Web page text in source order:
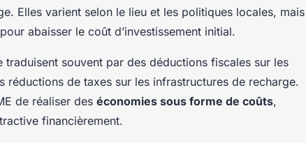
Elles varient selon le lieu et les politiques locales, mais
abaisser le coût d’investissement initial.
traduisent souvent par des déductions fiscales sur les
réductions de taxes sur les infrastructures de recharge.
de réaliser des économies sous forme de coûts,
financièrement.